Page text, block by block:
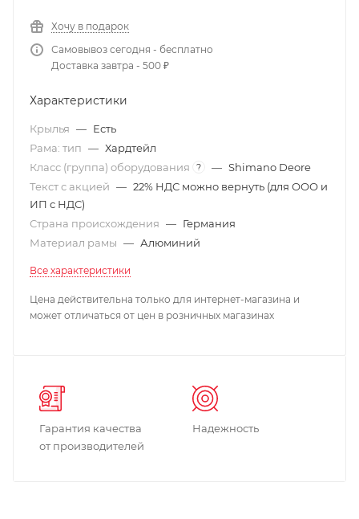
Хочу в подарок
Самовывоз сегодня - бесплатно
Доставка завтра - 500 ₽
Характеристики
Крылья — Есть
Рама: тип — Хардтейл
Класс (группа) оборудования
? — Shimano Deore
Текст с акцией — 22% НДС можно вернуть (для ООО и
ИП с НДС)
Страна происхождения — Германия
Материал рамы — Алюминий
Все характеристики
Цена действительна только для интернет-магазина и
может отличаться от цен в розничных магазинах
Гарантия качества
от производителей
Надежность